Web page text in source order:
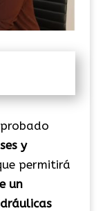
y
permitirá
un